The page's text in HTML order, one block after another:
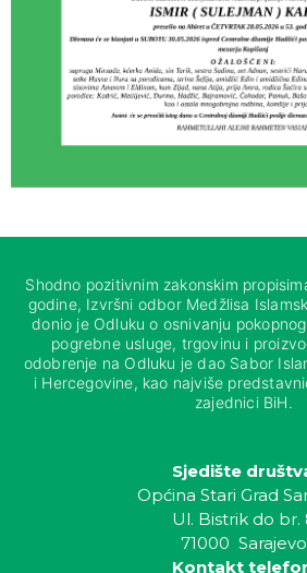
Shodno pozitivnim zakonskim
godine, Izvršni odbor Medžlisa
donio je Odluku o osnivanju
pogrebne usluge, trgovinu i
odobrenje na Odluku je dao Sabor
i Hercegovine, kao najviše
zajednici BiH.
Sjedište
Općina Stari Grad
Ul. Bistrik do br.
71000 Sarajevo
Kontakt